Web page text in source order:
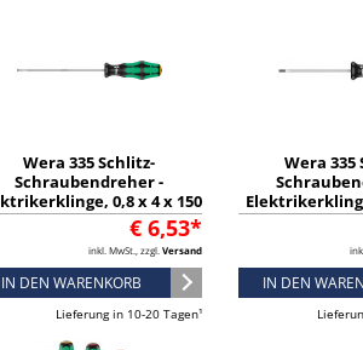
Wera 335 Schlitz-
Schraubendreher -
0,8 x 4 x 150
mm - 05110005001€ 6,53*
inkl. MwSt., zzgl. Versand
IN DEN WARENKORB
Lieferung in 10-20 Tagen¹
Wera 335
75 mm -
IN DEN